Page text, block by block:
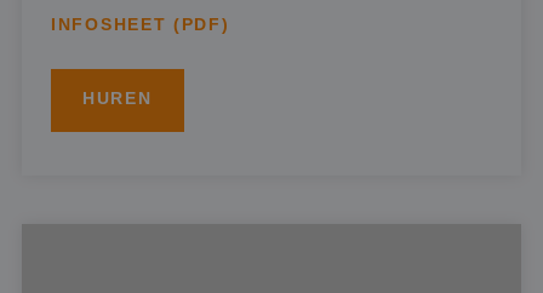
INFOSHEET (PDF)
HUREN